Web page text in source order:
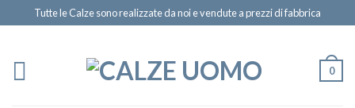
Tutte le Calze sono realizzate da noi e vendute a prezzi di fabbrica
0